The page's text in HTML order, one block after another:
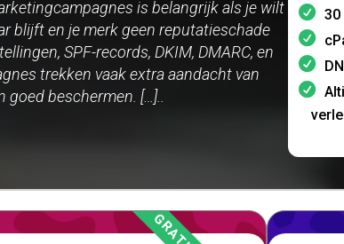
is belangrijk als je wilt
blijft en je merk geen reputatieschade
SPF-records, DKIM, DMARC, en
trekken vaak extra aandacht van
beschermen. […]..
30